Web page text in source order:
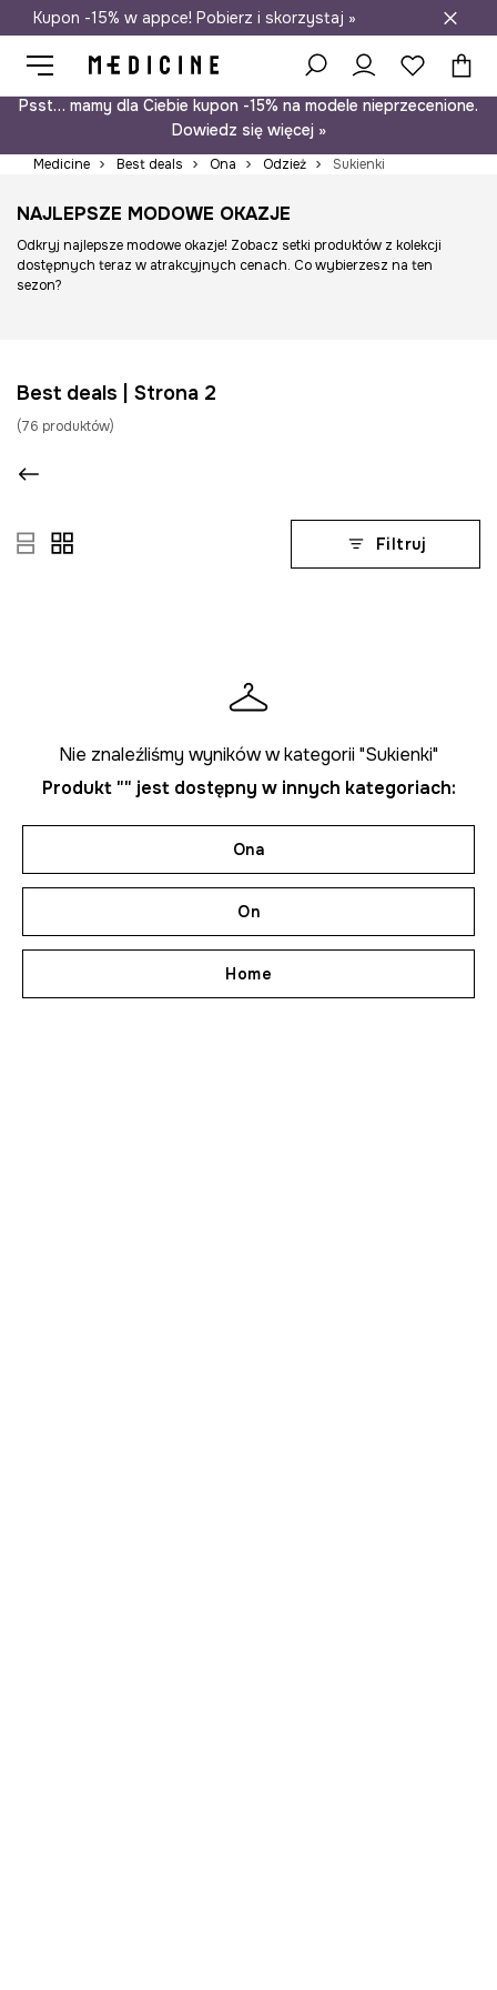
Darmowa dostawa do salonów
Kupon -15% w appce! Pobierz i skorzystaj »
Psst… mamy dla Ciebie kupon -15% na modele nieprzecenione.
Dowiedz się więcej »
Medicine Best deals Ona Odzież Sukienki
NAJLEPSZE MODOWE OKAZJE
Odkryj najlepsze modowe okazje! Zobacz setki produktów z kolekcji
dostępnych teraz w atrakcyjnych cenach. Co wybierzesz na ten
sezon?
Best deals | Strona 2
(76 produktów)
Filtruj
Nie znaleźliśmy wyników w kategorii "Sukienki"
Produkt "" jest dostępny w innych kategoriach:
Ona
On
Home